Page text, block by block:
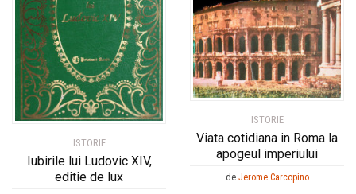
ISTORIE
Iubirile lui Ludovic XIV,
editie de lux
ISTORIE
Viata cotidiana in Roma la
apogeul imperiului
de Jerome Carcopino